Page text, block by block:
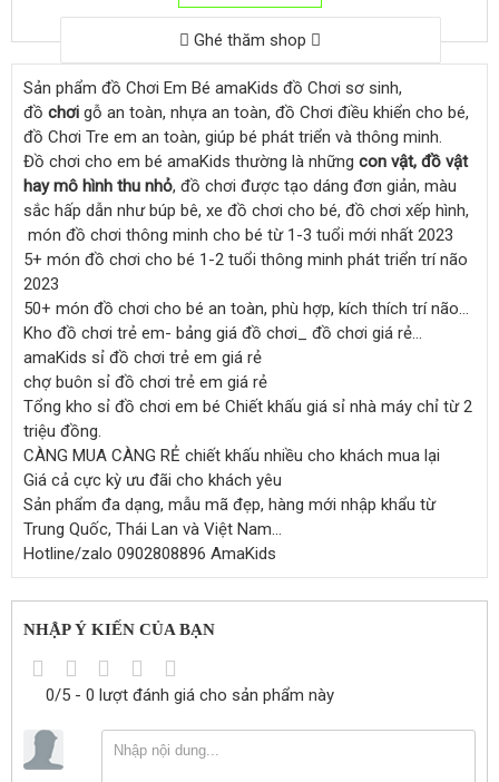
Ghé thăm shop
Sản phẩm đồ Chơi Em Bé amaKids đồ Chơi sơ sinh,
đồ chơi gỗ an toàn, nhựa an toàn, đồ Chơi điều khiển cho bé,
đồ Chơi Tre em an toàn, giúp bé phát triển và thông minh.
Đồ chơi cho em bé amaKids thường là những con vật, đồ vật
hay mô hình thu nhỏ, đồ chơi được tạo dáng đơn giản, màu
sắc hấp dẫn như búp bê, xe đồ chơi cho bé, đồ chơi xếp hình,
món đồ chơi thông minh cho bé từ 1-3 tuổi mới nhất 2023
5+ món đồ chơi cho bé 1-2 tuổi thông minh phát triển trí não
2023
50+ món đồ chơi cho bé an toàn, phù hợp, kích thích trí não…
Kho đồ chơi trẻ em- bảng giá đồ chơi_ đồ chơi giá rẻ…
amaKids sỉ đồ chơi trẻ em giá rẻ
chợ buôn sỉ đồ chơi trẻ em giá rẻ
Tổng kho sỉ đồ chơi em bé Chiết khấu giá sỉ nhà máy chỉ từ 2
triệu đồng.
CÀNG MUA CÀNG RẺ chiết khấu nhiều cho khách mua lại
Giá cả cực kỳ ưu đãi cho khách yêu
Sản phẩm đa dạng, mẫu mã đẹp, hàng mới nhập khẩu từ
Trung Quốc, Thái Lan và Việt Nam...
Hotline/zalo 0902808896 AmaKids
NHẬP Ý KIẾN CỦA BẠN
0/5 - 0 lượt đánh giá cho sản phẩm này